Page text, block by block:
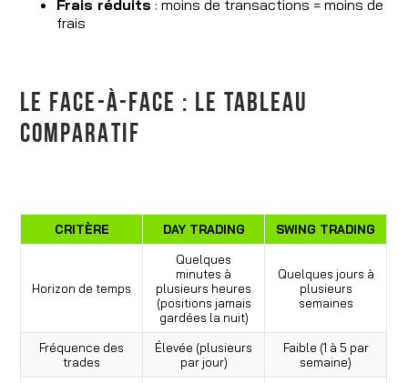
Frais réduits : moins de transactions = moins de
frais
LE FACE-À-FACE : LE TABLEAU
COMPARATIF
CRITÈRE DAY TRADING SWING TRADING
Horizon de temps
Quelques
minutes à
plusieurs heures
(positions jamais
gardées la nuit)
Quelques jours à
plusieurs
semaines
Fréquence des
trades
Élevée (plusieurs
par jour)
Faible (1 à 5 par
semaine)